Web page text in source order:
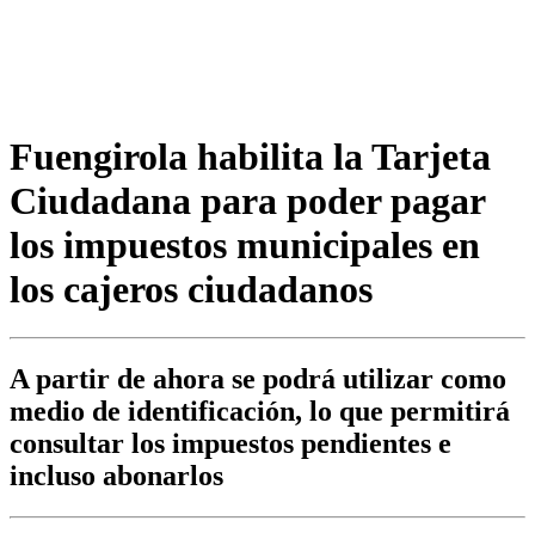
Fuengirola habilita la Tarjeta
Ciudadana para poder pagar
los impuestos municipales en
los cajeros ciudadanos
A partir de ahora se podrá utilizar como
medio de identificación, lo que permitirá
consultar los impuestos pendientes e
incluso abonarlos